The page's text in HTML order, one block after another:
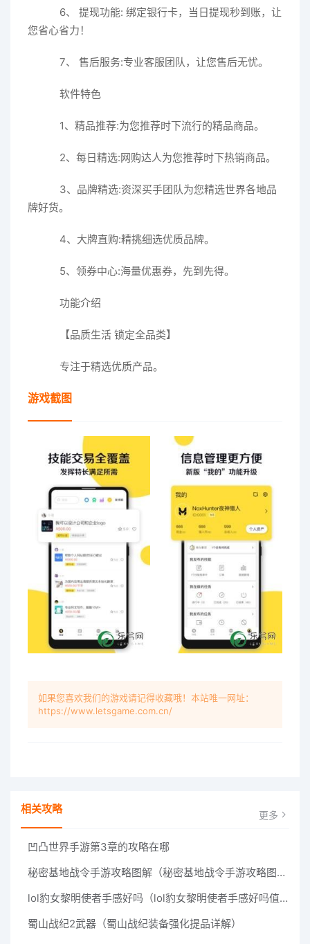
6、 提现功能: 绑定银行卡，当日提现秒到账，让
您省心省力！
7、 售后服务:专业客服团队，让您售后无忧。
软件特色
1、精品推荐:为您推荐时下流行的精品商品。
2、每日精选:网购达人为您推荐时下热销商品。
3、品牌精选:资深买手团队为您精选世界各地品
牌好货。
4、大牌直购:精挑细选优质品牌。
5、领券中心:海量优惠券，先到先得。
功能介绍
【品质生活 锁定全品类】
专注于精选优质产品。
游戏截图
如果您喜欢我们的游戏请记得收藏哦！本站唯一网址：
https://www.letsgame.com.cn/
相关攻略 更多
凹凸世界手游第3章的攻略在哪
秘密基地战令手游攻略图解（秘密基地战令手游攻略图解视频）
lol豹女黎明使者手感好吗（lol豹女黎明使者手感好吗值得买吗）
蜀山战纪2武器（蜀山战纪装备强化提品详解）